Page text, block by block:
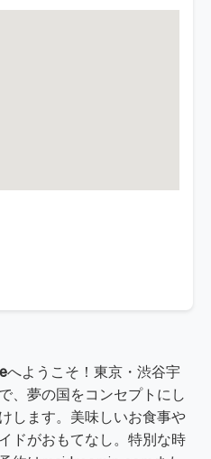
へようこそ！東京・渋谷宇
、夢の国をコンセプトにし
します。美味しいお食事や
ドがおもてなし。特別な時